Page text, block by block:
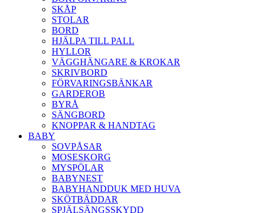
SKÅP
STOLAR
BORD
HJÄLPA TILL PALL
HYLLOR
VÄGGHÄNGARE & KROKAR
SKRIVBORD
FÖRVARINGSBÄNKAR
GARDEROB
BYRÅ
SÄNGBORD
KNOPPAR & HANDTAG
BABY
SOVPÅSAR
MOSESKORG
MYSPÖLAR
BABYNEST
BABYHANDDUK MED HUVA
SKÖTBÄDDAR
SPJÄLSÄNGSSKYDD